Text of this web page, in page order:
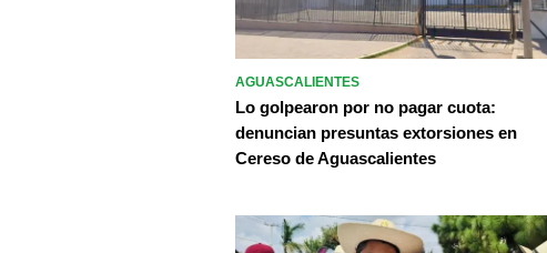
AGUASCALIENTES
Lo golpearon por no pagar cuota:
denuncian presuntas extorsiones en
Cereso de Aguascalientes